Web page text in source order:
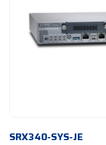
SRX340-SYS-JE